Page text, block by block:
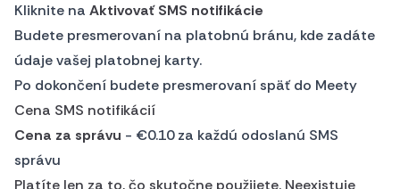
Kliknite na Aktivovať SMS notifikácie
Budete presmerovaní na platobnú bránu, kde zadáte
údaje vašej platobnej karty.
Po dokončení budete presmerovaní späť do Meety
Cena SMS notifikácií
Cena za správu - €0.10 za každú odoslanú SMS
správu
Platíte len za to, čo skutočne použijete. Neexistuje